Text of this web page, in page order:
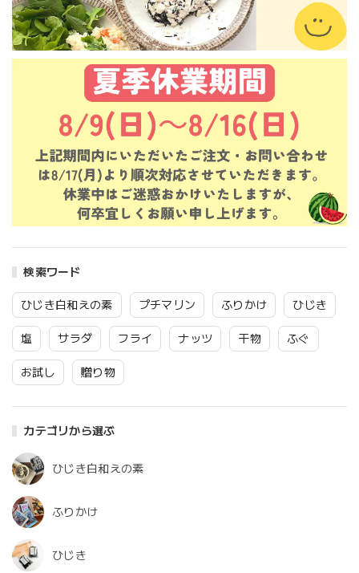
検索ワード
ひじき白和えの素 プチマリン ふりかけ ひじき
塩 サラダ フライ ナッツ 干物 ふぐ
お試し 贈り物
カテゴリから選ぶ
ひじき白和えの素
ふりかけ
ひじき